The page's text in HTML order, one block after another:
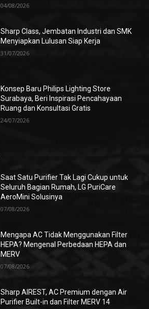
04/08/2026
Sharp Class, Jembatan Industri dan SMK
Menyiapkan Lulusan Siap Kerja
31/07/2026
Konsep Baru Philips Lighting Store
Surabaya, Beri Inspirasi Pencahayaan
Ruang dan Konsultasi Gratis
24/07/2026
Saat Satu Purifier Tak Lagi Cukup untuk
Seluruh Bagian Rumah, LG PuriCare
AeroMini Solusinya
07/08/2026
Mengapa AC Tidak Menggunakan Filter
HEPA? Mengenal Perbedaan HEPA dan
MERV
07/08/2026
Sharp AIREST, AC Premium dengan Air
Purifier Built-in dan Filter MERV 14